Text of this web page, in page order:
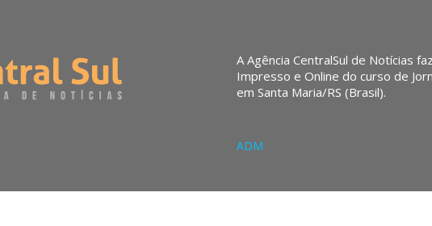
A Agência CentralSul de Notícias
Impresso e Online do curso de
em Santa Maria/RS (Brasil).
ADM